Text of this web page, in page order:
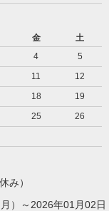
金
土
4
5
11
12
18
19
25
26
み）
）～2026年01月02日